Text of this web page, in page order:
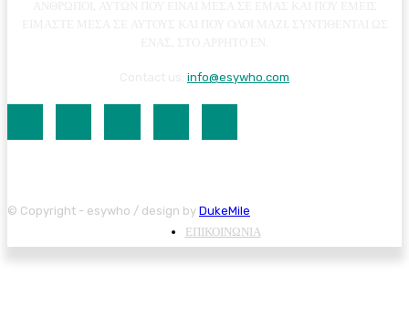
info@esywho.com
© Copyright - esywho / design by DukeMile
ΕΠΙΚΟΙΝΩΝΙΑ